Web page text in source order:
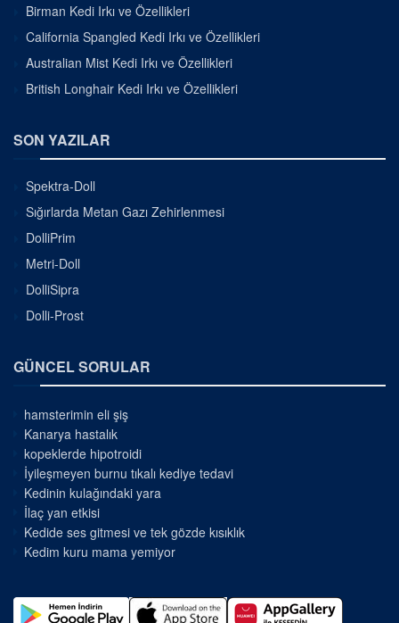
Birman Kedi Irkı ve Özellikleri
California Spangled Kedi Irkı ve Özellikleri
Australian Mist Kedi Irkı ve Özellikleri
British Longhair Kedi Irkı ve Özellikleri
SON YAZILAR
Spektra-Doll
Sığırlarda Metan Gazı Zehirlenmesi
DolliPrim
Metri-Doll
DolliSipra
Dolli-Prost
GÜNCEL SORULAR
hamsterimin eli şiş
Kanarya hastalık
kopeklerde hipotroidi
İyileşmeyen burnu tıkalı kediye tedavi
Kedinin kulağındaki yara
İlaç yan etkisi
Kedide ses gitmesi ve tek gözde kısıklık
Kedim kuru mama yemiyor